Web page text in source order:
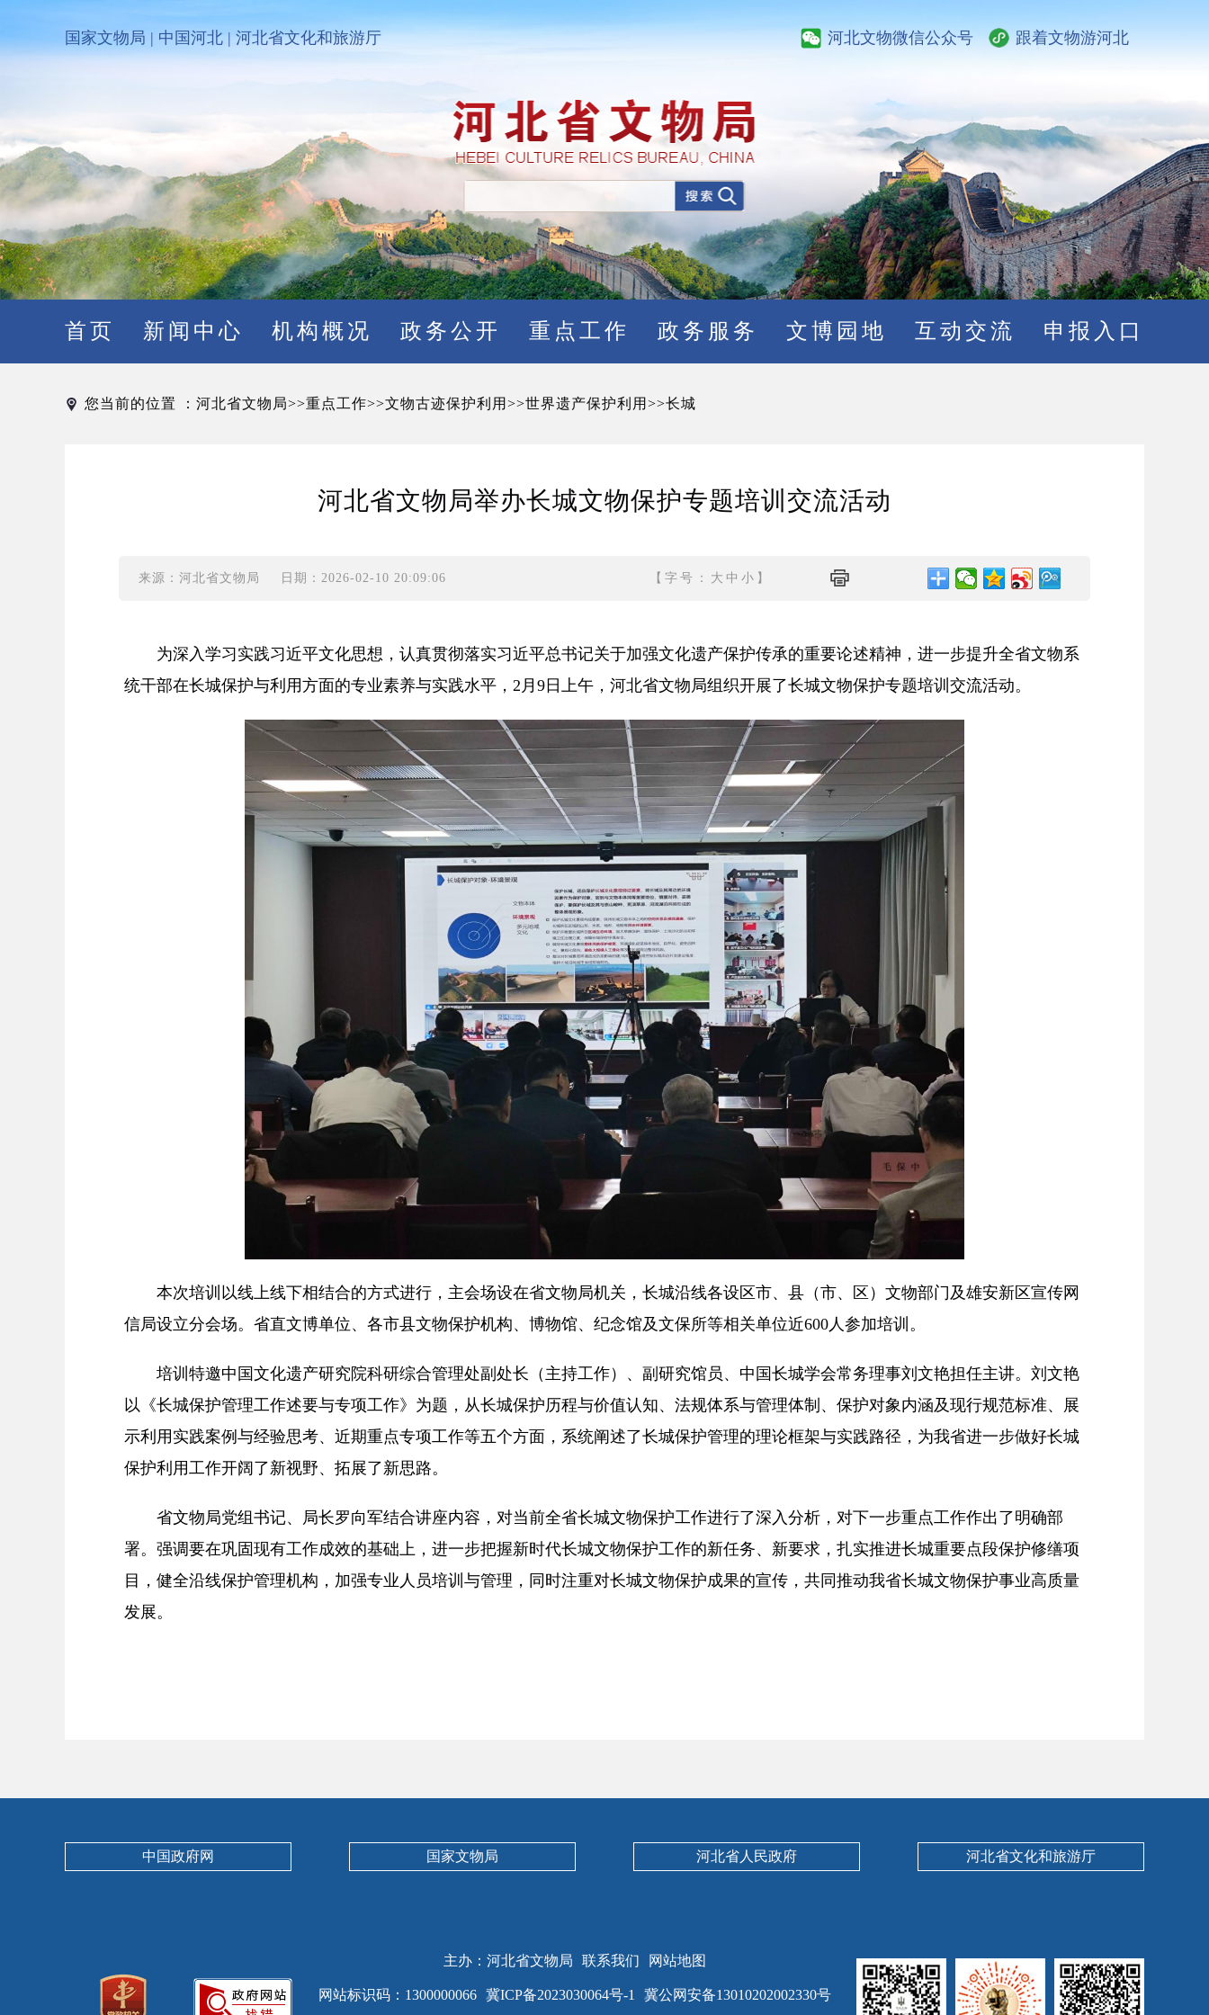
国家文物局 | 中国河北|河北省文化和旅游厅 河北文物微信公众号 跟着文物游河北
首页 新闻中心 机构概况 政务公开 重点工作 政务服务 文博园地 互动交流 申报入口
您当前的位置 ： 河北省文物局>>重点工作>>文物古迹保护利用 >>世界遗产保护利用 >>长城
河北省文物局举办长城文物保护专题培训交流活动
来源：河北省文物局 日期：2026-02-10 20:09:06 【字号： 大 中 小 】
为深入学习实践习近平文化思想，认真贯彻落实习近平总书记关于加强文化遗产保护传承的重要论述精神，进一步提升全省文物系
统干部在长城保护与利用方面的专业素养与实践水平，2月9日上午，河北省文物局组织开展了长城文物保护专题培训交流活动。
本次培训以线上线下相结合的方式进行，主会场设在省文物局机关，长城沿线各设区市、县（市、区）文物部门及雄安新区宣传网
信局设立分会场。省直文博单位、各市县文物保护机构、博物馆、纪念馆及文保所等相关单位近600人参加培训。
培训特邀中国文化遗产研究院科研综合管理处副处长（主持工作）、副研究馆员、中国长城学会常务理事刘文艳担任主讲。刘文艳
以《长城保护管理工作述要与专项工作》为题，从长城保护历程与价值认知、法规体系与管理体制、保护对象内涵及现行规范标准、展
示利用实践案例与经验思考、近期重点专项工作等五个方面，系统阐述了长城保护管理的理论框架与实践路径，为我省进一步做好长城
保护利用工作开阔了新视野、拓展了新思路。
省文物局党组书记、局长罗向军结合讲座内容，对当前全省长城文物保护工作进行了深入分析，对下一步重点工作作出了明确部
署。强调要在巩固现有工作成效的基础上，进一步把握新时代长城文物保护工作的新任务、新要求，扎实推进长城重要点段保护修缮项
目，健全沿线保护管理机构，加强专业人员培训与管理，同时注重对长城文物保护成果的宣传，共同推动我省长城文物保护事业高质量
发展。
中国政府网 国家文物局 河北省人民政府 河北省文化和旅游厅
主办：河北省文物局 联系我们 网站地图
网站标识码：1300000066 冀ICP备2023030064号-1 冀公网安备13010202002330号